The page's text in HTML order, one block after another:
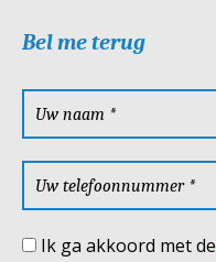
Bel me terug
Ik ga akkoord met de